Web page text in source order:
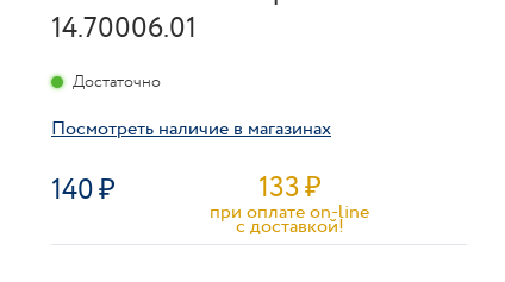
14.70006.01
140 133₽
при оплате on-line
c доставкой!
Посмотреть наличие в магазинах
Достаточно